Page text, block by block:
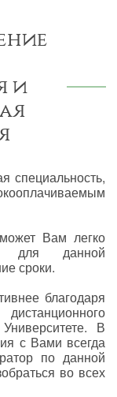
и
специальность,
Вам легко
для данной
сроки.
благодаря
В
с Вами всегда
по данной
во всех